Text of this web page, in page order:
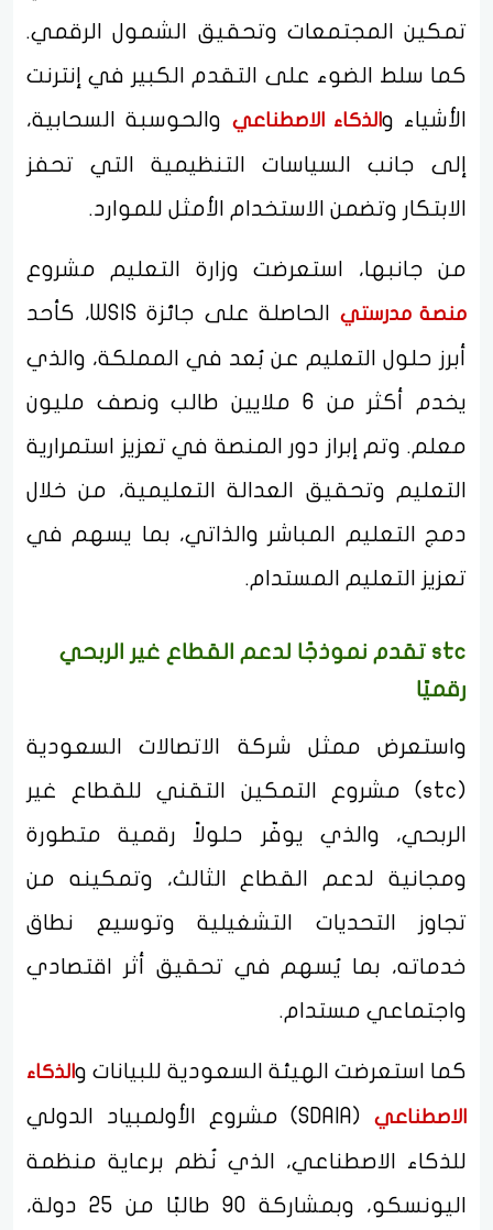
تمكين المجتمعات وتحقيق الشمول الرقمي.
كما سلط الضوء على التقدم الكبير في إنترنت
الأشياء والذكاء الاصطناعي والحوسبة السحابية،
إلى جانب السياسات التنظيمية التي تحفز
الابتكار وتضمن الاستخدام الأمثل للموارد.
من جانبها، استعرضت وزارة التعليم مشروع
منصة مدرستي
الحاصلة على جائزة WSIS، كأحد
أبرز حلول التعليم عن بُعد في المملكة، والذي
يخدم أكثر من 6 ملايين طالب ونصف مليون
معلم. وتم إبراز دور المنصة في تعزيز استمرارية
التعليم وتحقيق العدالة التعليمية، من خلال
دمج التعليم المباشر والذاتي، بما يسهم في
تعزيز التعليم المستدام.
stc تقدم نموذجًا لدعم القطاع غير الربحي
رقميًا
واستعرض ممثل شركة الاتصالات السعودية
(stc) مشروع التمكين التقني للقطاع غير
الربحي، والذي يوفّر حلولاً رقمية متطورة
ومجانية لدعم القطاع الثالث، وتمكينه من
تجاوز التحديات التشغيلية وتوسيع نطاق
خدماته، بما يُسهم في تحقيق أثر اقتصادي
واجتماعي مستدام.
كما استعرضت الهيئة السعودية للبيانات و الذكاء
الاصطناعي
(SDAIA) مشروع الأولمبياد الدولي
للذكاء الاصطناعي، الذي نُظم برعاية منظمة
اليونسكو، وبمشاركة 90 طالبًا من 25 دولة،